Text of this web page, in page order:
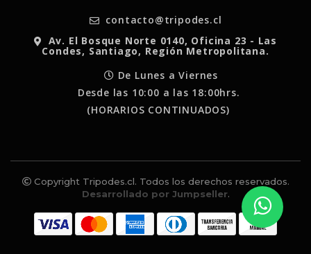
contacto@tripodes.cl
Av. El Bosque Norte 0140, Oficina 23 - Las
Condes, Santiago, Región Metropolitana.
De Lunes a Viernes
Desde las 10:00 a las 18:00hrs.
(HORARIOS CONTINUADOS)
Copyright Tripodes.cl. Todos los derechos reservados.
Desarrollado por Jumpseller.